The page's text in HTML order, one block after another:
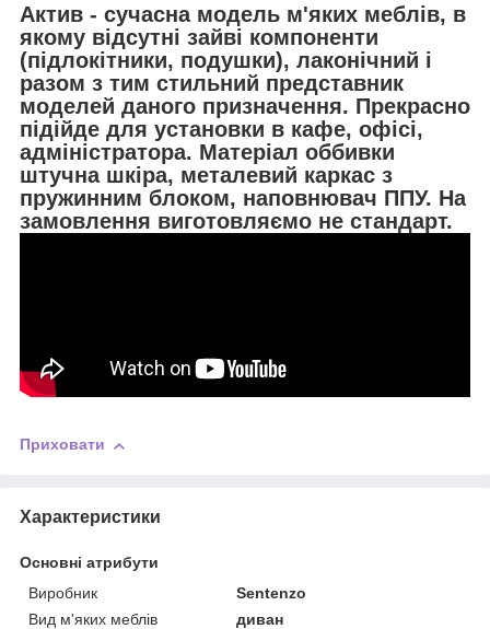
Актив - сучасна модель м'яких меблів, в
якому відсутні зайві компоненти
(підлокітники, подушки), лаконічний і
разом з тим стильний представник
моделей даного призначення. Прекрасно
підійде для установки в кафе, офісі,
адміністратора. Матеріал оббивки
штучна шкіра, металевий каркас з
пружинним блоком, наповнювач ППУ. На
замовлення виготовляємо не стандарт.
Приховати
Характеристики
Основні атрибути
Виробник
Sentenzo
Вид м'яких меблів
диван